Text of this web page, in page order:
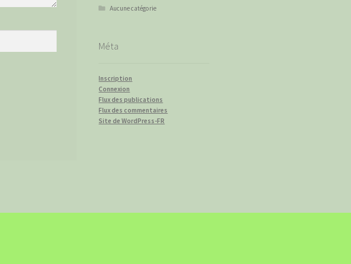
Aucune catégorie
Méta
Inscription
Connexion
Flux des publications
Flux des commentaires
Site de WordPress-FR